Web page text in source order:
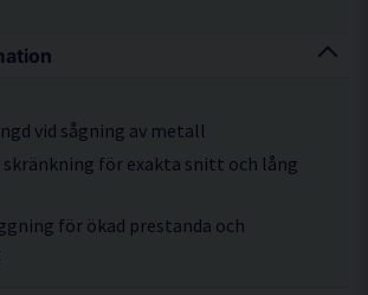
vid sågning av metall
skränkning för exakta snitt och lång
för ökad prestanda och